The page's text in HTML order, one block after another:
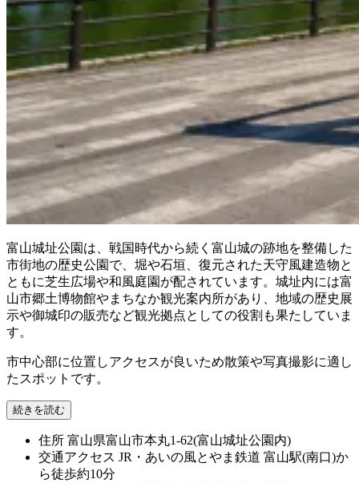
富山城址公園は、戦国時代から続く富山城の跡地を整備した
市街地の歴史公園で、堀や石垣、復元された天守風建造物と
ともに芝生広場や和風庭園が配されています。城址内には富
山市郷土博物館やまちなか観光案内所があり、地域の歴史展
示や御城印の販売など観光拠点としての役割も果たしていま
す。
市中心部に位置しアクセスが良いため散策や写真撮影に適し
たスポットです。
続きを読む
住所 富山県富山市本丸1-62(富山城址公園内)
交通アクセス JR・あいの風とやま鉄道 富山駅(南口)か
ら徒歩約10分